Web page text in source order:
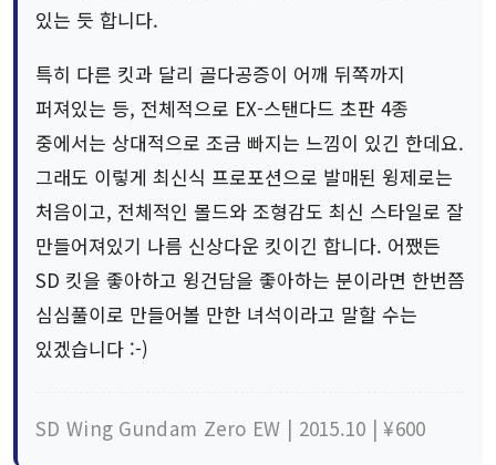
있는 듯 합니다.
특히 다른 킷과 달리 골다공증이 어깨 뒤쪽까지
퍼져있는 등, 전체적으로 EX-스탠다드 초판 4종
중에서는 상대적으로 조금 빠지는 느낌이 있긴 한데요.
그래도 이렇게 최신식 프로포션으로 발매된 윙제로는
처음이고, 전체적인 몰드와 조형감도 최신 스타일로 잘
만들어져있기 나름 신상다운 킷이긴 합니다. 어쨌든
SD 킷을 좋아하고 윙건담을 좋아하는 분이라면 한번쯤
심심풀이로 만들어볼 만한 녀석이라고 말할 수는
있겠습니다 :-)
SD Wing Gundam Zero EW | 2015.10 | ¥600